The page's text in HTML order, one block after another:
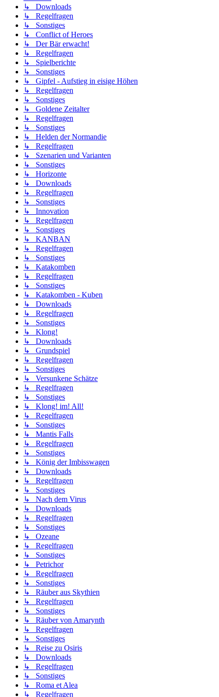
↳ Downloads
↳ Regelfragen
↳ Sonstiges
↳ Conflict of Heroes
↳ Der Bär erwacht!
↳ Regelfragen
↳ Spielberichte
↳ Sonstiges
↳ Gipfel - Aufstieg in eisige Höhen
↳ Regelfragen
↳ Sonstiges
↳ Goldene Zeitalter
↳ Regelfragen
↳ Sonstiges
↳ Helden der Normandie
↳ Regelfragen
↳ Szenarien und Varianten
↳ Sonstiges
↳ Horizonte
↳ Downloads
↳ Regelfragen
↳ Sonstiges
↳ Innovation
↳ Regelfragen
↳ Sonstiges
↳ KANBAN
↳ Regelfragen
↳ Sonstiges
↳ Katakomben
↳ Regelfragen
↳ Sonstiges
↳ Katakomben - Kuben
↳ Downloads
↳ Regelfragen
↳ Sonstiges
↳ Klong!
↳ Downloads
↳ Grundspiel
↳ Regelfragen
↳ Sonstiges
↳ Versunkene Schätze
↳ Regelfragen
↳ Sonstiges
↳ Klong! im! All!
↳ Regelfragen
↳ Sonstiges
↳ Mantis Falls
↳ Regelfragen
↳ Sonstiges
↳ König der Imbisswagen
↳ Downloads
↳ Regelfragen
↳ Sonstiges
↳ Nach dem Virus
↳ Downloads
↳ Regelfragen
↳ Sonstiges
↳ Ozeane
↳ Regelfragen
↳ Sonstiges
↳ Petrichor
↳ Regelfragen
↳ Sonstiges
↳ Räuber aus Skythien
↳ Regelfragen
↳ Sonstiges
↳ Räuber von Amarynth
↳ Regelfragen
↳ Sonstiges
↳ Reise zu Osiris
↳ Downloads
↳ Regelfragen
↳ Sonstiges
↳ Roma et Alea
↳ Regelfragen